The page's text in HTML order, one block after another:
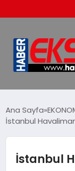
SİYASET
Ana Sayfa
İstanbul
İstanbul